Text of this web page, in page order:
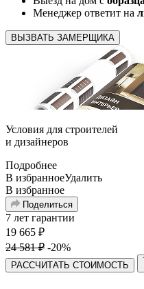
Менеджер ответит на
ВЫЗВАТЬ ЗАМЕРЩИКА
Условия для строителей
и дизайнеров
Подробнее
В избранноеУдалить
В избранное
Поделиться
7 лет гарантии
19 665 ₽
24 581₽ -20%
РАССЧИТАТЬ СТОИМОСТЬ